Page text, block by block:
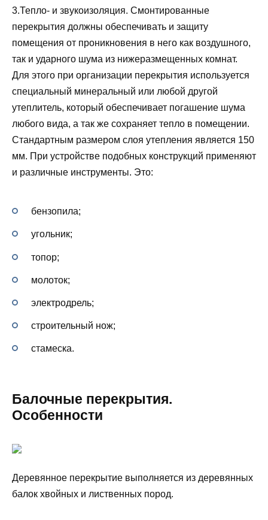
3.Тепло- и звукоизоляция. Смонтированные
перекрытия должны обеспечивать и защиту
помещения от проникновения в него как воздушного,
так и ударного шума из нижеразмещенных комнат.
Для этого при организации перекрытия используется
специальный минеральный или любой другой
утеплитель, который обеспечивает погашение шума
любого вида, а так же сохраняет тепло в помещении.
Стандартным размером слоя утепления является 150
мм. При устройстве подобных конструкций применяют
и различные инструменты. Это:
бензопила;
угольник;
топор;
молоток;
электродрель;
строительный нож;
стамеска.
Балочные перекрытия.
Особенности
Деревянное перекрытие‭ ‬выполняется из деревянных
балок хвойных и лиственных пород.‭